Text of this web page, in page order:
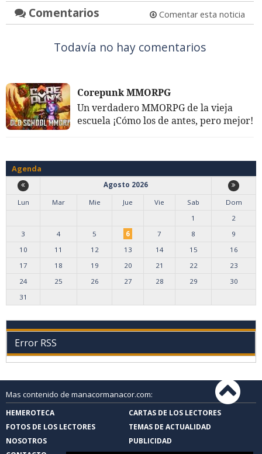
Comentarios Comentar esta noticia
Todavía no hay comentarios
Corepunk MMORPG
Un verdadero MMORPG de la vieja
escuela ¡Cómo los de antes, pero mejor!
Agenda
Agosto 2026
Lun
Mar Mie Jue Vie Sab
Dom
1
2
3
4 5 6 7 8
9
10
11 12 13 14 15
16
17
18 19 20 21 22
23
24
25 26 27 28 29
30
31
Error RSS
Mas contenido de manacormanacor.com:
HEMEROTECA
CARTAS DE LOS LECTORES
FOTOS DE LOS LECTORES
TEMAS DE ACTUALIDAD
NOSOTROS
PUBLICIDAD